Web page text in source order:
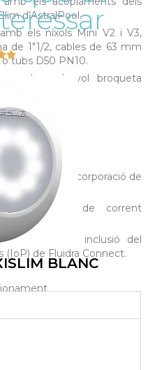
d’AstralPool.
els níxols Mini V2 i V3,
de 1″1/2, cables de 63 mm
o tubs D50 PN10.
amb qualsevol broqueta
amb la incorporació de
(TQL)
de corrent
amb la inclusió del
de Fluidra Connect.

BLANC